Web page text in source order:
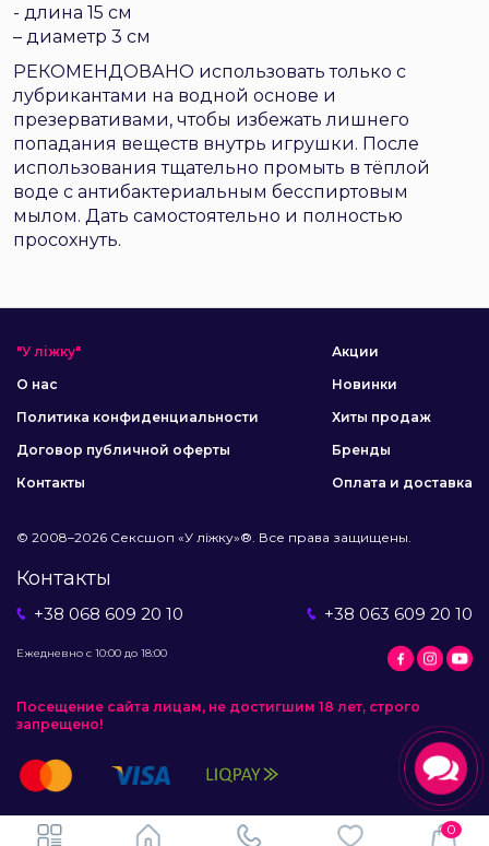
- длина 15 см
– диаметр 3 см
РЕКОМЕНДОВАНО использовать только с
лубрикантами на водной основе и
презервативами, чтобы избежать лишнего
попадания веществ внутрь игрушки. После
использования тщательно промыть в тёплой
воде с антибактериальным бесспиртовым
мылом. Дать самостоятельно и полностью
просохнуть.
"У ліжку"
О нас
Политика конфиденциальности
Договор публичной оферты
Контакты
Акции
Новинки
Хиты продаж
Бренды
Оплата и доставка
© 2008–2026 Сексшоп «У ліжку»®. Все права защищены.
Контакты
+38 068 609 20 10 +38 063 609 20 10
Ежедневно с 10:00 до 18:00
Посещение сайта лицам, не достигшим 18 лет, строго
запрещено!
0